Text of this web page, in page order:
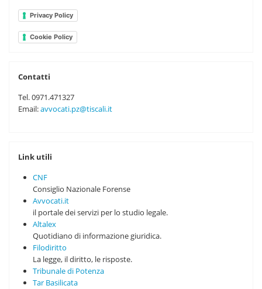
Privacy Policy
Cookie Policy
Contatti
Tel. 0971.471327
Email:avvocati.pz@tiscali.it
Link utili
CNF
Consiglio Nazionale Forense
Avvocati.it
il portale dei servizi per lo studio legale.
Altalex
Quotidiano di informazione giuridica.
Filodiritto
La legge, il diritto, le risposte.
Tribunale di Potenza
Tar Basilicata